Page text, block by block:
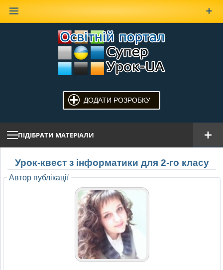
ДОДАТИ РОЗРОБКУ
ПІДІБРАТИ МАТЕРІАЛИ
Урок-квест з інформатики для 2-го класу
Автор публікації